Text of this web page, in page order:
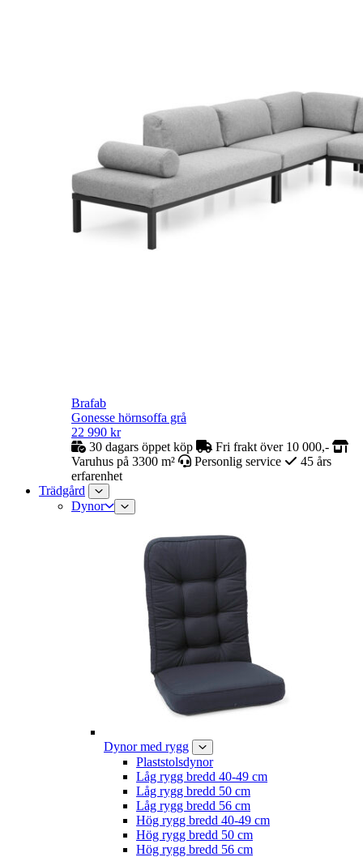
Brafab
Gonesse hörnsoffa grå
22 990 kr
30 dagars öppet köp
Fri frakt över 10 000,-
Varuhus på 3300 m²
Personlig service
45 års
erfarenhet
Trädgård
Dynor
Dynor med rygg
Plaststolsdynor
Låg rygg bredd 40-49 cm
Låg rygg bredd 50 cm
Låg rygg bredd 56 cm
Hög rygg bredd 40-49 cm
Hög rygg bredd 50 cm
Hög rygg bredd 56 cm